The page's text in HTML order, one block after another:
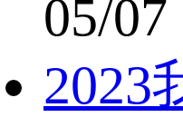
05/07
2023